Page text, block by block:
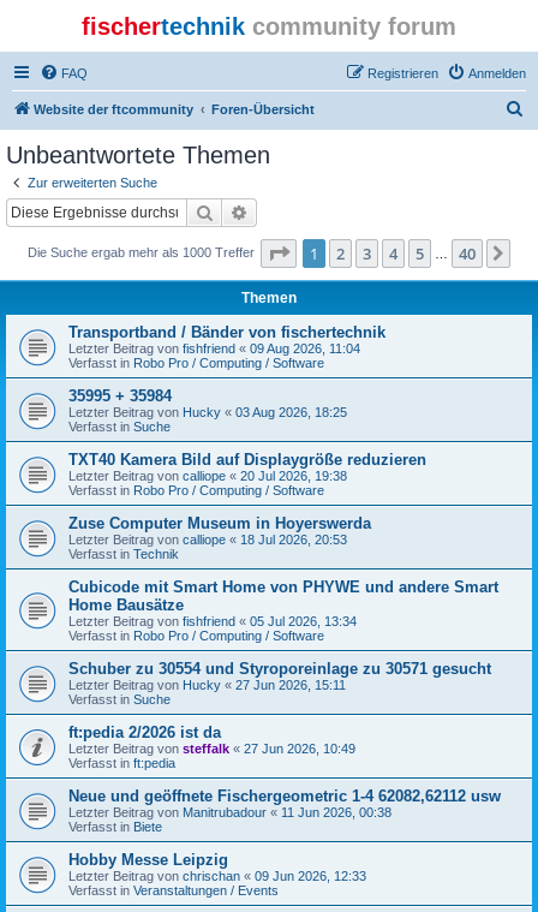
fischertechnik community forum
FAQ Anmelden
Registrieren
Website der ftcommunity Foren-Übersicht
Unbeantwortete Themen
Zur erweiterten Suche
Suche
Die Suche ergab mehr als 1000 Treffer Seite 1von 40
1 2 3 4 5 40
Themen
Transportband / Bänder von fischertechnik
Letzter Beitrag von fishfriend « 09 Aug 2026, 11:04
Verfasst in Robo Pro / Computing / Software
35995 + 35984
Letzter Beitrag von Hucky « 03 Aug 2026, 18:25
Verfasst in Suche
TXT40 Kamera Bild auf Displaygröße reduzieren
Letzter Beitrag von calliope « 20 Jul 2026, 19:38
Verfasst in Robo Pro / Computing / Software
Zuse Computer Museum in Hoyerswerda
Letzter Beitrag von calliope « 18 Jul 2026, 20:53
Verfasst in Technik
Cubicode mit Smart Home von PHYWE und andere Smart
Home Bausätze
Letzter Beitrag von fishfriend « 05 Jul 2026, 13:34
Verfasst in Robo Pro / Computing / Software
Schuber zu 30554 und Styroporeinlage zu 30571 gesucht
Letzter Beitrag von Hucky « 27 Jun 2026, 15:11
Verfasst in Suche
ft:pedia 2/2026 ist da
Letzter Beitrag von steffalk « 27 Jun 2026, 10:49
Verfasst in ft:pedia
Neue und geöffnete Fischergeometric 1-4 62082,62112 usw
Letzter Beitrag von Manitrubadour « 11 Jun 2026, 00:38
Verfasst in Biete
Hobby Messe Leipzig
Letzter Beitrag von chrischan « 09 Jun 2026, 12:33
Verfasst in Veranstaltungen / Events